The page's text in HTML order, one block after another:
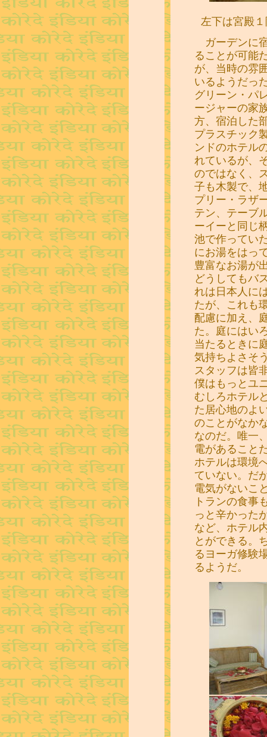
左下は宮殿
ガーデンに
ることが可能
が、当時の雰
いるようだっ
グリーン・パ
ージャーの家
方、宿泊した
プラスチック
ンドのホテル
れているが、
のではなく、
子も木製で、
プリー・ラザ
テン、テーブ
ーイーと同じ
池で作ってい
にお湯をはっ
豊富なお湯が
どうしてもバ
れは日本人に
たが、これも
配慮に加え、
た。庭にはい
当たるときに
気持ちよさそ
スタッフは皆
僕はもっとユ
むしろホテル
た居心地のよ
のことがなか
なのだ。唯一
電があること
ホテルは環境
ていない。だ
電気がないこ
トランの食事
っと辛かった
など、ホテル
とができる。
るヨーガ修験
るようだ。